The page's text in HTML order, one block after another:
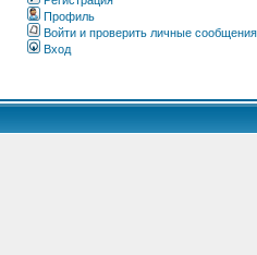
Профиль
Войти и проверить личные сообщения
Вход